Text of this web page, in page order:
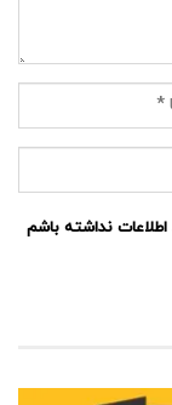
نداشته باشم